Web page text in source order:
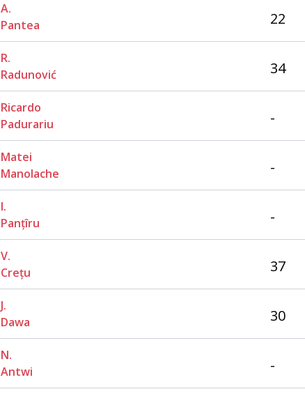
A.
Pantea
22
R.
Radunović
34
Ricardo
Padurariu
-
Matei
Manolache
-
I.
Panțîru
-
V.
Crețu
37
J.
Dawa
30
N.
Antwi
-